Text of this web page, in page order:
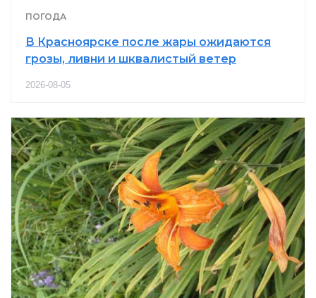
ПОГОДА
В Красноярске после жары ожидаются
грозы, ливни и шквалистый ветер
2026-08-05